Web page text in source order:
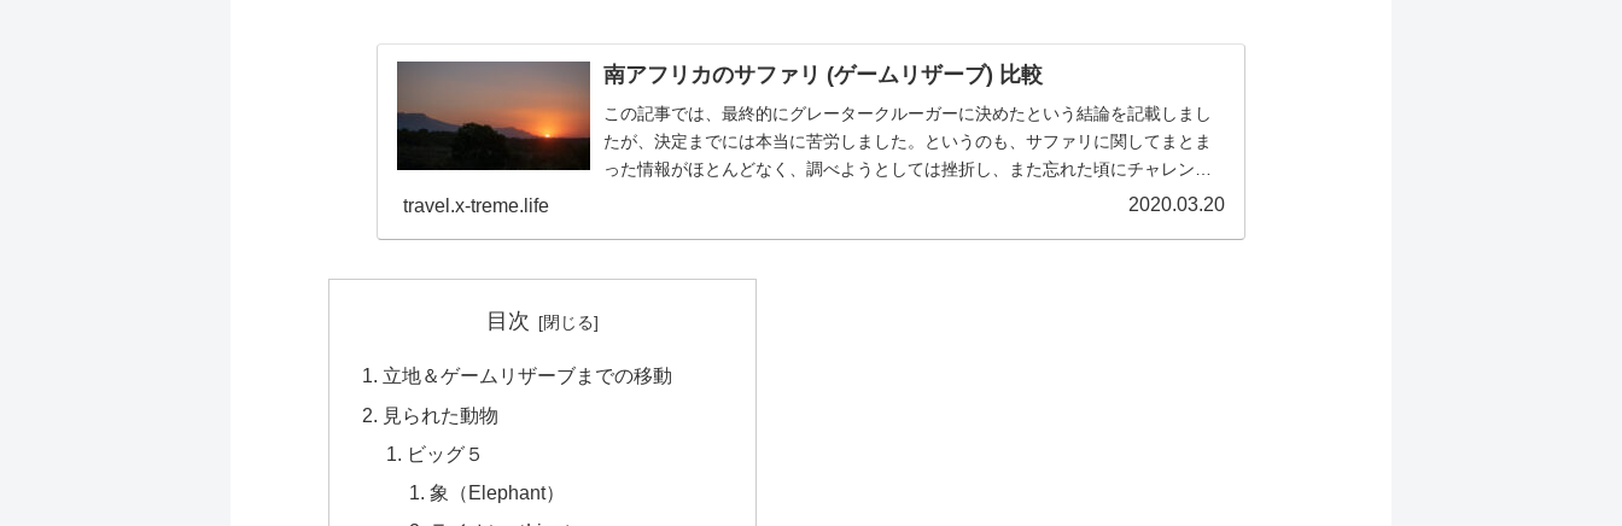
南アフリカのサファリ (ゲームリザーブ) 比較
この記事では、最終的にグレータークルーガーに決めたという結論を記載しまし
たが、決定までには本当に苦労しました。というのも、サファリに関してまとま
った情報がほとんどなく、調べようとしては挫折し、また忘れた頃にチャレンジ
travel.x-treme.life 2020.03.20
目次
立地＆ゲームリザーブまでの移動
見られた動物
ビッグ５
象（Elephant）